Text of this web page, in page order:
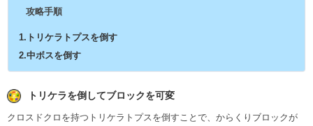
攻略手順
1.トリケラトプスを倒す
2.中ボスを倒す
トリケラを倒してブロックを可変
クロスドクロを持つトリケラトプスを倒すことで、からくりブロックが